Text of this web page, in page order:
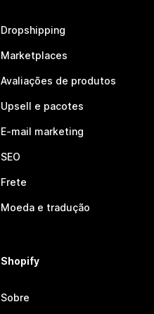
Dropshipping
Marketplaces
Avaliações de produtos
Upsell e pacotes
E-mail marketing
SEO
Frete
Moeda e tradução
Shopify
Sobre